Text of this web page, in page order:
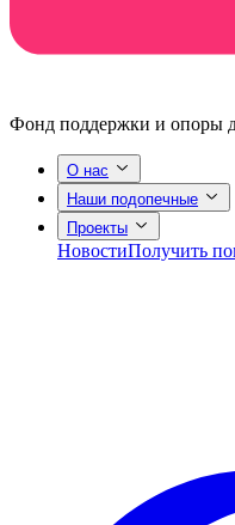
Фонд поддержки и опоры
О нас
Наши подопечные
Проекты
НовостиПолучить